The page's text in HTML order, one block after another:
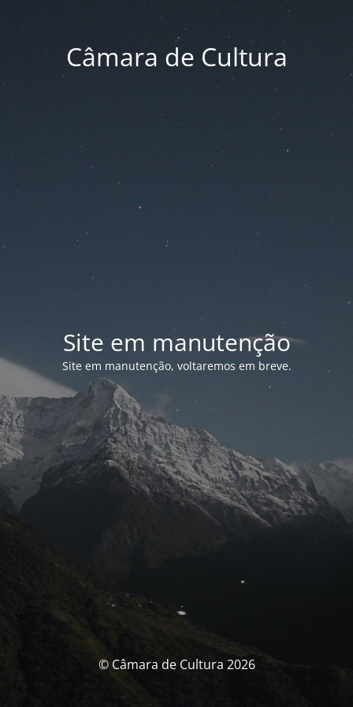
Câmara de Cultura
Site em manutenção
Site em manutenção, voltaremos em breve.
© Câmara de Cultura 2026